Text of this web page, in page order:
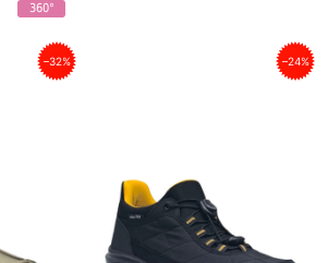
360°
–32% –24%